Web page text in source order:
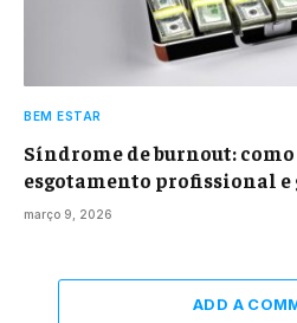
BEM ESTAR
Síndrome de burnout:
esgotamento profissional
março 9, 2026
ADD A